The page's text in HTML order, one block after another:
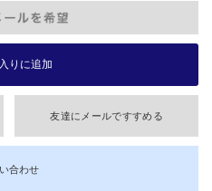
友達にメールですすめる
合わせ